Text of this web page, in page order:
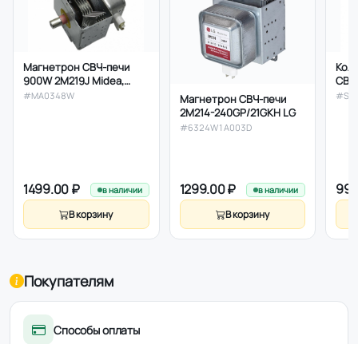
Магнетрон СВЧ-печи
900W 2M219J Midea,
WITOL M24FA-410A
#MA0348W
1499.00 ₽ в наличии
В корзину
Магнетрон СВЧ-печи
2M214-240GP/21GKH LG
#6324W1A003D
1299.00 ₽ в наличии
В корзину
Покупателям
Способы оплаты